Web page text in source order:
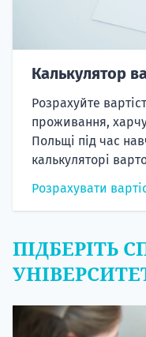
Калькулятор
Розрахуйте
проживання,
Польщі під час
калькуляторі
Розрахувати
ПІДБЕРІТЬ